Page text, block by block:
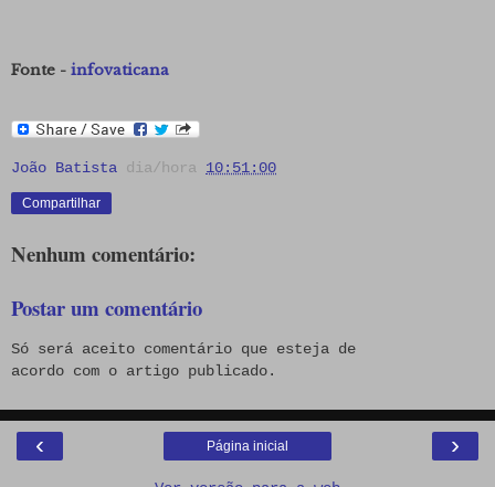
Fonte - infovaticana
João Batista dia/hora 10:51:00
Compartilhar
Nenhum comentário:
Postar um comentário
Só será aceito comentário que esteja de
acordo com o artigo publicado.
‹ ›
Página inicial